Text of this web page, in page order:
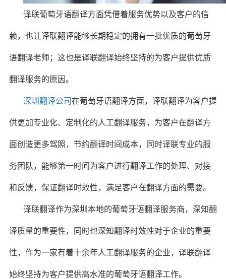
译联葡萄牙语翻译方面凭借着服务优势以及客户的信
赖，也让译联翻译能够长期稳定的拥有一批优质的葡萄牙
语翻译老师；这也是译联翻译始终坚持的为客户提供优质
翻译服务的原因。
深圳翻译公司在葡萄牙语翻译方面，译联翻译为客户提
供更加专业化、定制化的人工翻译服务，为客户在翻译方
面创造更多驾照，节约翻译时间成本，同时译联专业的服
务团队，能够第一时间为客户进行翻译工作的处理、对接
和反馈，保证翻译时效性，满足客户在翻译方面的需要。
译联翻译作为深圳本地的葡萄牙语翻译服务商，深知翻
译质量的重要性，同时也深知翻译时效性对于企业的重要
性，作为一家有着十余年人工翻译服务的企业，译联翻译
始终坚持为客户提供高水准的葡萄牙语翻译工作。